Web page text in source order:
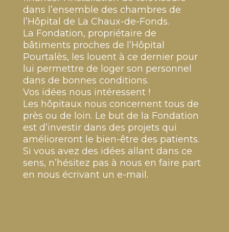
dans l’ensemble des chambres de
l’Hôpital de La Chaux-de-Fonds.
La Fondation, propriétaire de
bâtiments proches de l’Hôpital
Pourtalès, les louent à ce dernier pour
lui permettre de loger son personnel
dans de bonnes conditions.
Vos idées nous intéressent !
Les hôpitaux nous concernent tous de
près ou de loin. Le but de la Fondation
est d’investir dans des projets qui
amélioreront le bien-être des patients.
Si vous avez des idées allant dans ce
sens, n’hésitez pas à nous en faire part
en nous écrivant un e-mail.